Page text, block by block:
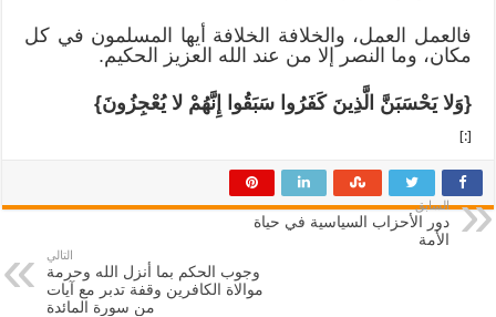
فالعمل العمل، والخلافة الخلافة أيها المسلمون في كل
مكان، وما النصر إلا من عند الله العزيز الحكيم.
{وَلا يَحْسَبَنَّ الَّذِينَ كَفَرُوا سَبَقُوا إِنَّهُمْ لا يُعْجِزُونَ}
[:]
السابق
دور الأحزاب السياسية في حياة
الأمة
التالي
وجوب الحكم بما أنزل الله وحرمة
موالاة الكافرين وقفة تدبر مع آيات
من سورة المائدة